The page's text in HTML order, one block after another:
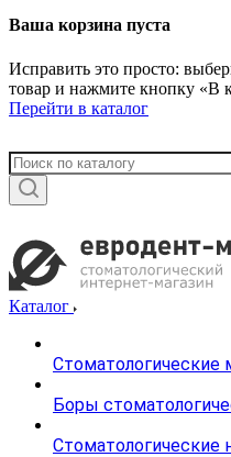
Ваша корзина пуста
Исправить это просто:
товар и нажмите кнопку «В
Перейти в каталог
Каталог
Стоматологические
Боры
Стоматологические